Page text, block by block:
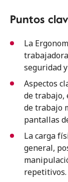
Puntos
La
seguridad
Aspectos
de trabajo,
de trabajo
pantallas
La carga
general,
repetitivos.